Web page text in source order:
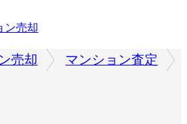
ン売却
売却 マンション査定